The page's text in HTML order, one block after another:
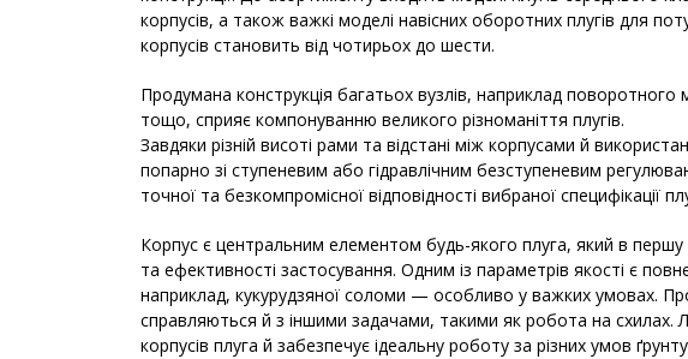
корпусів, а також важкі моделі навісних оборотних плугів для
корпусів становить від чотирьох до шести.
Продумана конструкція багатьох вузлів, наприклад поворотного
тощо, сприяє компонуванню великого різноманіття плугів.
Завдяки різній висоті рами та відстані між корпусами й
попарно зі ступеневим або гідравлічним безступеневим
точної та безкомпромісної відповідності вибраної специфікації
Корпус є центральним елементом будь-якого плуга, який в
та ефективності застосування. Одним із параметрів якості є
наприклад, кукурудзяної соломи — особливо у важких умовах.
справляються й з іншими задачами, такими як робота на схилах.
корпусів плуга й забезпечує ідеальну роботу за різних умов